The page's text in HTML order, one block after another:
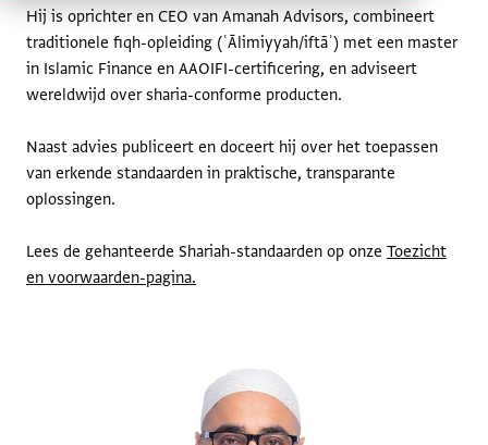
Hij is oprichter en CEO van Amanah Advisors, combineert
traditionele fiqh-opleiding (ʿĀlimiyyah/iftāʾ) met een master
in Islamic Finance en AAOIFI-certificering, en adviseert
wereldwijd over sharia-conforme producten.
Naast advies publiceert en doceert hij over het toepassen
van erkende standaarden in praktische, transparante
oplossingen.
Lees de gehanteerde Shariah-standaarden op onze Toezicht
en voorwaarden-pagina.